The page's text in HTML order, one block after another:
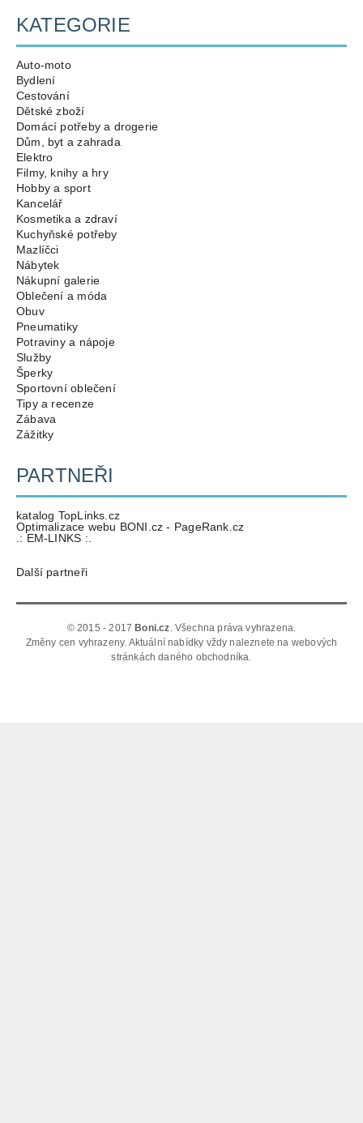
KATEGORIE
Auto-moto
Bydlení
Cestování
Dětské zboží
Domácí potřeby a drogerie
Dům, byt a zahrada
Elektro
Filmy, knihy a hry
Hobby a sport
Kancelář
Kosmetika a zdraví
Kuchyňské potřeby
Mazlíčci
Nábytek
Nákupní galerie
Oblečení a móda
Obuv
Pneumatiky
Potraviny a nápoje
Služby
Šperky
Sportovní oblečení
Tipy a recenze
Zábava
Zážitky
PARTNEŘI
katalog TopLinks.cz
Optimalizace webu BONI.cz - PageRank.cz
.: EM-LINKS :.
Další partneři
© 2015 - 2017 Boni.cz. Všechna práva vyhrazena.
Změny cen vyhrazeny. Aktuální nabídky vždy naleznete na webových
stránkách daného obchodníka.